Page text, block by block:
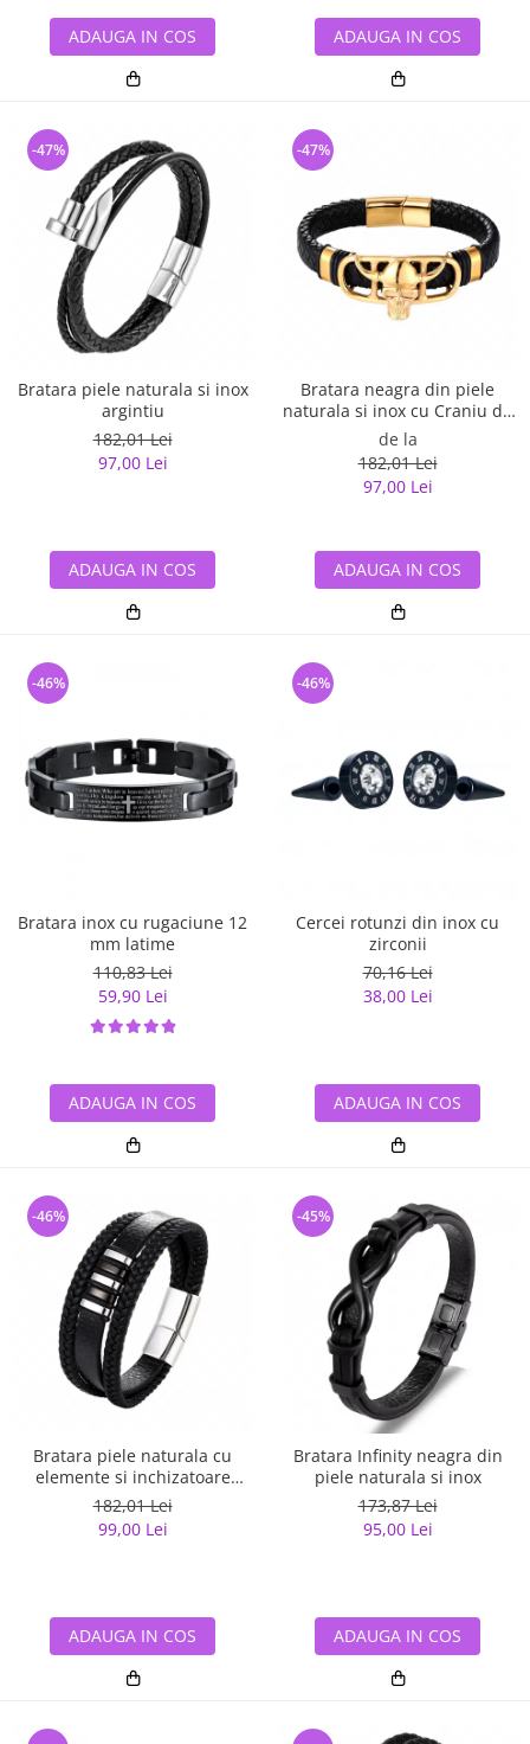
ADAUGA IN COS ADAUGA IN COS
Bratara piele naturala si inox
argintiu
182,01 Lei
97,00 Lei
-47%
ADAUGA IN COS
Bratara neagra din piele
naturala si inox cu Craniu de
Viking
de la
182,01 Lei
97,00 Lei
-47%
ADAUGA IN COS
Bratara inox cu rugaciune 12
mm latime
110,83 Lei
59,90 Lei
-46%
ADAUGA IN COS
Cercei rotunzi din inox cu
zirconii
70,16 Lei
38,00 Lei
-46%
ADAUGA IN COS
Bratara piele naturala cu
elemente si inchizatoare
argintii din inox
182,01 Lei
99,00 Lei
-46%
ADAUGA IN COS
Bratara Infinity neagra din
piele naturala si inox
173,87 Lei
95,00 Lei
-45%
ADAUGA IN COS